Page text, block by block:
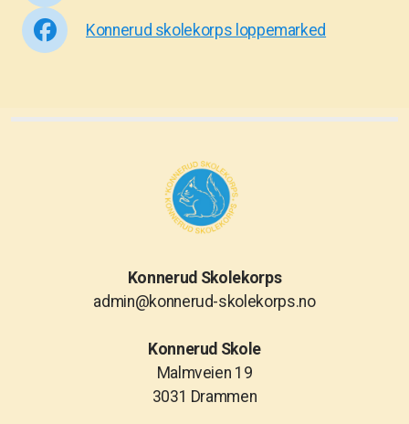
Konnerud skolekorps loppemarked
Konnerud Skolekorps
admin@konnerud-skolekorps.no
Konnerud Skole
Malmveien 19
3031 Drammen